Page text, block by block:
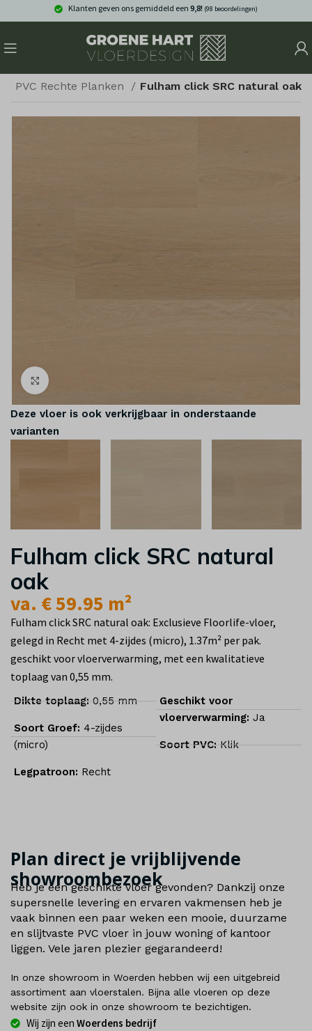
Klanten geven ons gemiddeld een 9,8! (98 beoordelingen)
PVC Rechte Planken Fulham click SRC natural oak
Deze vloer is ook verkrijgbaar in onderstaande
varianten
Fulham click SRC natural
oak
va. € 59.95 m²
Fulham click SRC natural oak: Exclusieve Floorlife-vloer,
gelegd in Recht met 4-zijdes (micro), 1.37m² per pak.
geschikt voor vloerverwarming, met een kwalitatieve
toplaag van 0,55 mm.
Dikte toplaag:0,55 mm
Soort Groef: 4-zijdes
(micro)
Legpatroon: Recht
Geschikt voor
vloerverwarming: Ja
Soort PVC:Klik
Plan direct je vrijblijvende
showroombezoek
Heb je een geschikte vloer gevonden? Dankzij onze
supersnelle levering en ervaren vakmensen heb je
vaak binnen een paar weken een mooie, duurzame
en slijtvaste PVC vloer in jouw woning of kantoor
liggen. Vele jaren plezier gegarandeerd!
In onze showroom in Woerden hebben wij een uitgebreid
assortiment aan vloerstalen. Bijna alle vloeren op deze
website zijn ook in onze showroom te bezichtigen.
Wij zijn een Woerdens bedrijf